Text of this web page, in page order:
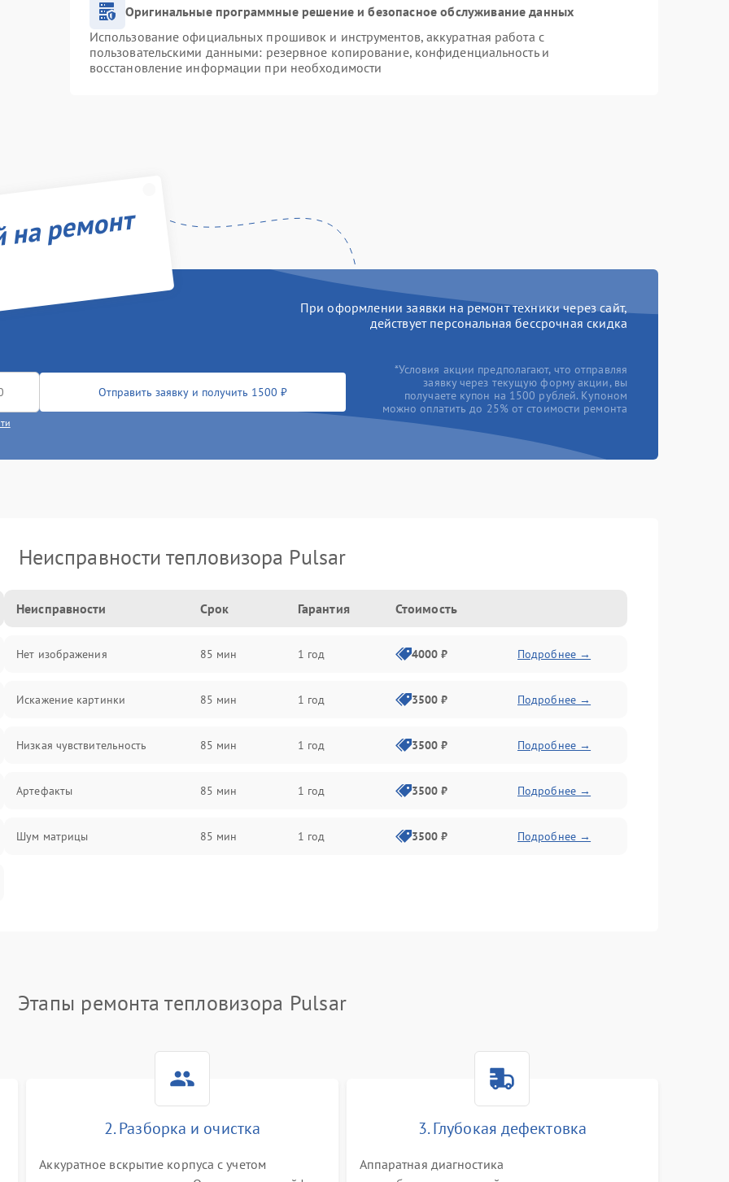
Оригинальные программные решение и безопасное обслуживание данных
Использование официальных прошивок и инструментов, аккуратная работа с
пользовательскими данными: резервное копирование, конфиденциальность и
восстановление информации при необходимости
ремонт
При оформлении заявки на ремонт техники через сайт,
действует персональная бессрочная скидка
Отправить заявку и получить 1500 ₽
*Условия акции предполагают, что отправляя
заявку через текущую форму акции, вы
получаете купон на 1500 рублей. Купоном
можно оплатить до 25% от стоимости ремонта
Неисправности тепловизора Pulsar
Неисправности Срок Гарантия Стоимость
Нет изображения 85 мин 1 год 4000 ₽ Подробнее →
Искажение картинки 85 мин 1 год 3500 ₽ Подробнее →
Низкая чувствительность 85 мин 1 год 3500 ₽ Подробнее →
Артефакты 85 мин 1 год 3500 ₽ Подробнее →
Шум матрицы 85 мин 1 год 3500 ₽ Подробнее →
Этапы ремонта тепловизора Pulsar
2. Разборка и очистка
Аккуратное вскрытие корпуса с учетом
3. Глубокая дефектовка
Аппаратная диагностика